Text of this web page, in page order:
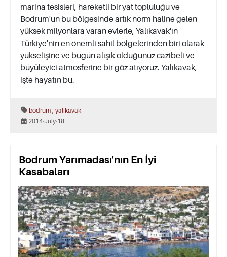
marina tesisleri, hareketli bir yat topluluğu ve
Bodrum'un bu bölgesinde artık norm haline gelen
yüksek milyonlara varan evlerle, Yalıkavak'ın
Türkiye'nin en önemli sahil bölgelerinden biri olarak
yükselişine ve bugün alışık olduğunuz cazibeli ve
büyüleyici atmosferine bir göz atıyoruz. Yalıkavak,
işte hayatın bu.
bodrum yalıkavak
2014-July-18
Bodrum Yarımadası'nın En İyi
Kasabaları